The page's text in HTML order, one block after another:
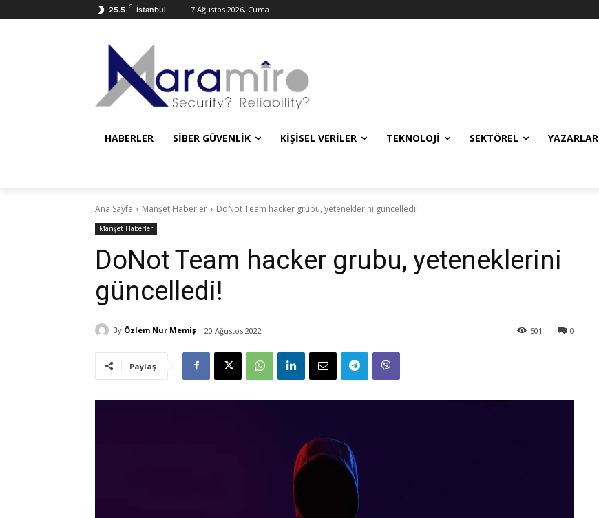
25.5 C İstanbul 7 Ağustos 2026, Cuma
HABERLER SIBER GÜVENLIK KIŞISEL VERILER TEKNOLOJI SEKTÖREL YAZARLAR
Ana Sayfa Manşet Haberler DoNot Team hacker grubu, yeteneklerini güncelledi!
Manşet Haberler
DoNot Team hacker grubu, yeteneklerini
güncelledi!
By Özlem Nur Memiş 20 Ağustos 2022 0
501
Paylaş